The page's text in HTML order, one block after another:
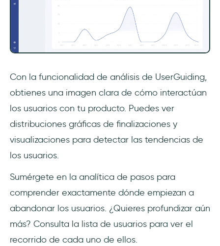
Con la funcionalidad de análisis de UserGuiding,
obtienes una imagen clara de cómo interactúan
los usuarios con tu producto. Puedes ver
distribuciones gráficas de finalizaciones y
visualizaciones para detectar las tendencias de
los usuarios.
Sumérgete en la analítica de pasos para
comprender exactamente dónde empiezan a
abandonar los usuarios. ¿Quieres profundizar aún
más? Consulta la lista de usuarios para ver el
recorrido de cada uno de ellos.